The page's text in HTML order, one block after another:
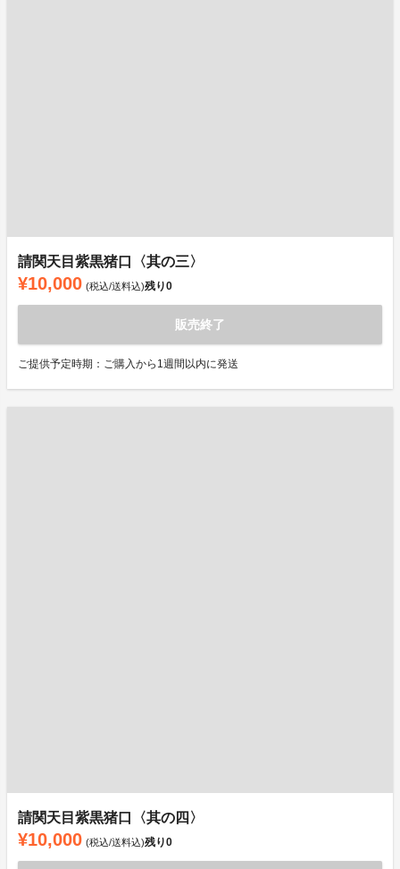
請関天目紫黒猪口〈其の三〉
¥10,000 (税込/送料込)残り0
販売終了
ご提供予定時期：ご購入から1週間以内に発送
請関天目紫黒猪口〈其の四〉
¥10,000 (税込/送料込)残り0